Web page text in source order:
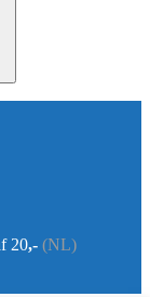
20,- (NL)